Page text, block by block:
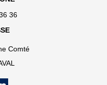
36
Comté